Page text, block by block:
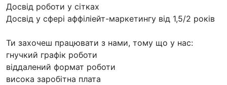
Досвід роботи у сітках
Досвід у сфері аффіліейт-маркетингу від 1,5/2 років
Ти захочеш працювати з нами, тому що у нас:
гнучкий графік роботи
віддалений формат роботи
висока заробітна плата